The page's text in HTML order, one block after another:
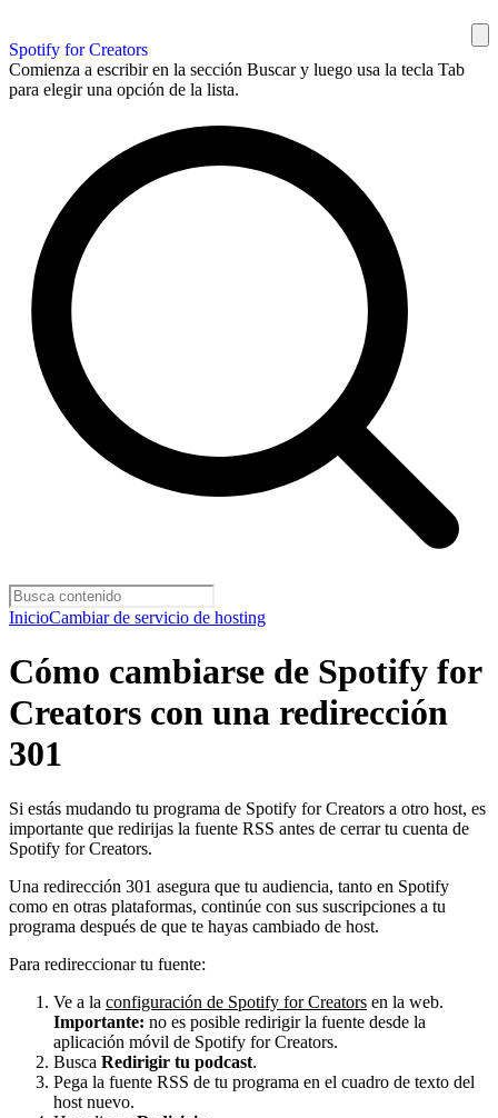
Spotify for Creators
Comienza a escribir en la sección Buscar y luego usa la tecla Tab
para elegir una opción de la lista.
InicioCambiar de servicio de hosting
Cómo cambiarse de Spotify for
Creators con una redirección
301
Si estás mudando tu programa de Spotify for Creators a otro host, es
importante que redirijas la fuente RSS antes de cerrar tu cuenta de
Spotify for Creators.
Una redirección 301 asegura que tu audiencia, tanto en Spotify
como en otras plataformas, continúe con sus suscripciones a tu
programa después de que te hayas cambiado de host.
Para redireccionar tu fuente:
Ve a la configuración de Spotify for Creators en la web.
Importante: no es posible redirigir la fuente desde la
aplicación móvil de Spotify for Creators.
Busca Redirigir tu podcast.
Pega la fuente RSS de tu programa en el cuadro de texto del
host nuevo.